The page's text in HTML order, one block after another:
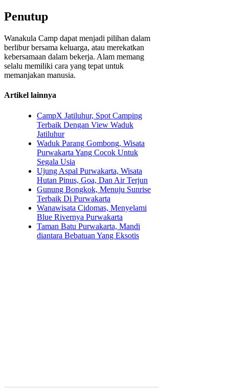
Penutup
Wanakula Camp dapat menjadi pilihan dalam
berlibur bersama keluarga, atau merekatkan
kebersamaan dalam bekerja. Alam memang
selalu memiliki cara yang tepat untuk
memanjakan manusia.
Artikel lainnya
CampX Jatiluhur, Spot Camping
Terbaik Dengan View Waduk
Jatiluhur
Waduk Parang Gombong, Wisata
Purwakarta Yang Cocok Untuk
Segala Usia
Ujung Aspal Purwakarta, Wisata
Hutan Pinus, Goa, Dan Air Terjun
Gunung Bongkok, Menuju Sunrise
Terbaik Di Purwakarta
Wanawisata Cidomas, Menyelami
Blue Rivernya Purwakarta
Taman Batu Purwakarta, Mandi
diantara Bebatuan Yang Eksotis